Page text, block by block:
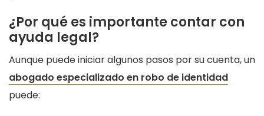
¿Por qué es importante contar con
ayuda legal?
Aunque puede iniciar algunos pasos por su cuenta, un
abogado especializado en robo de identidad
puede: